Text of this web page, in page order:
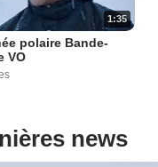
1:35
polaire Bande-
VO
news